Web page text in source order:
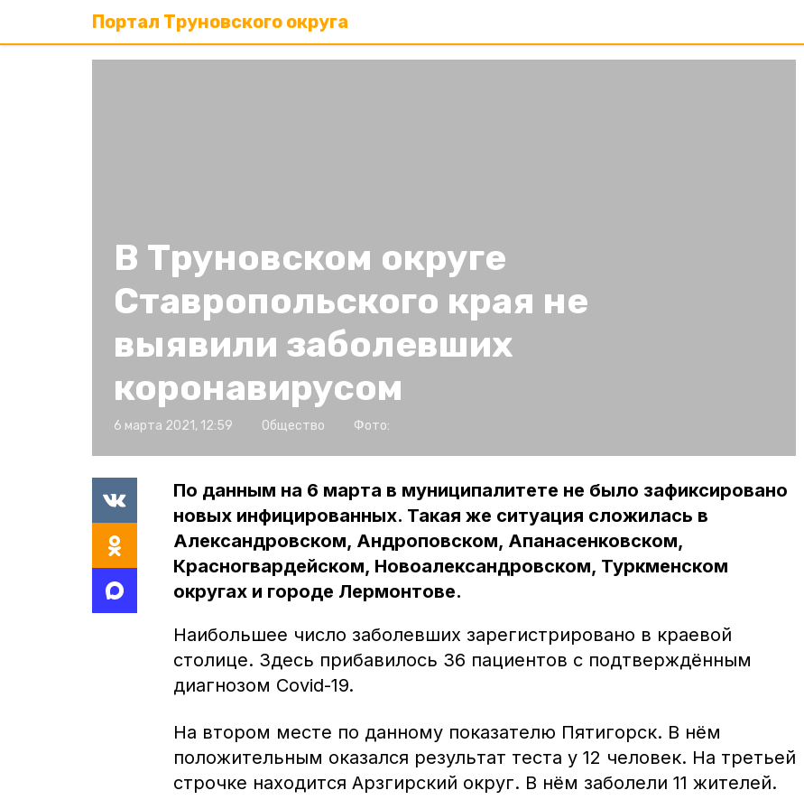
Портал Труновского округа
В Труновском округе
Ставропольского края не
выявили заболевших
коронавирусом
6 марта 2021, 12:59 Общество Фото:
По данным на 6 марта в муниципалитете не было зафиксировано
новых инфицированных. Такая же ситуация сложилась в
Александровском, Андроповском, Апанасенковском,
Красногвардейском, Новоалександровском, Туркменском
округах и городе Лермонтове.
Наибольшее число заболевших зарегистрировано в краевой
столице. Здесь прибавилось 36 пациентов с подтверждённым
диагнозом Covid-19.
На втором месте по данному показателю Пятигорск. В нём
положительным оказался результат теста у 12 человек. На третьей
строчке находится Арзгирский округ. В нём заболели 11 жителей.